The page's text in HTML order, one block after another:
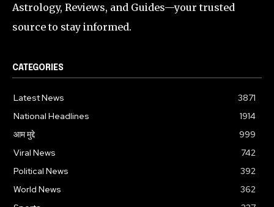
Astrology, Reviews, and Guides—your trusted
source to stay informed.
CATEGORIES
Latest News
3871
National Headlines
1914
आम मुद्दे
999
Viral News
742
Political News
392
World News
362